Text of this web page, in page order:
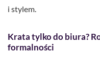
i stylem.
Krata tylko do biura?
formalności